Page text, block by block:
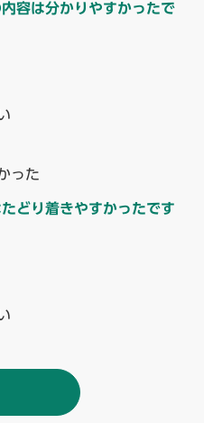
容は分かりやすかったで
った
どり着きやすかったです